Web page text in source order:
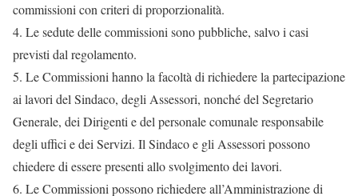
commissioni con criteri di proporzionalità.
4. Le sedute delle commissioni sono pubbliche, salvo i casi
previsti dal regolamento.
5. Le Commissioni hanno la facoltà di richiedere la partecipazione
ai lavori del Sindaco, degli Assessori, nonché del Segretario
Generale, dei Dirigenti e del personale comunale responsabile
degli uffici e dei Servizi. Il Sindaco e gli Assessori possono
chiedere di essere presenti allo svolgimento dei lavori.
6. Le Commissioni possono richiedere all’Amministrazione di